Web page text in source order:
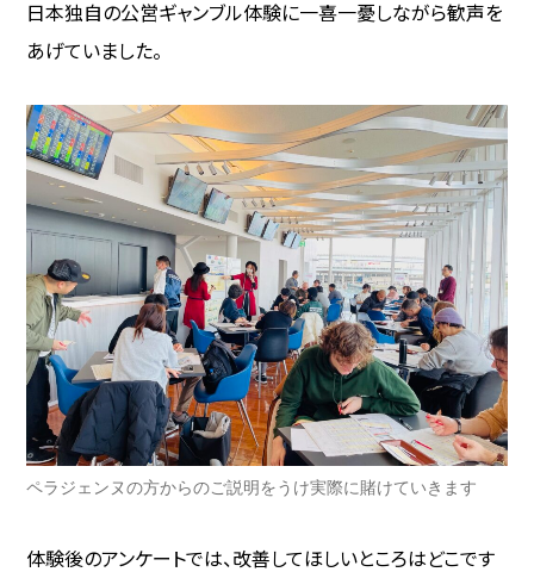
日本独自の公営ギャンブル体験に一喜一憂しながら歓声を
あげていました。
ペラジェンヌの方からのご説明をうけ実際に賭けていきます
体験後のアンケートでは、改善してほしいところはどこです